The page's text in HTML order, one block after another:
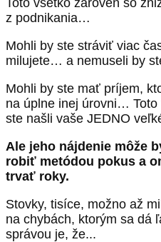
z podnikania…
Mohli by ste stráviť viac
milujete… a nemuseli by
Mohli by ste mať príjem,
na úplne inej úrovni…
ste našli vaše JEDNO
Ale jeho nájdenie môže
robiť metódou pokus a
trvať roky.
Stovky, tisíce, možno až
na chybách, ktorým sa dá
správou je, že...